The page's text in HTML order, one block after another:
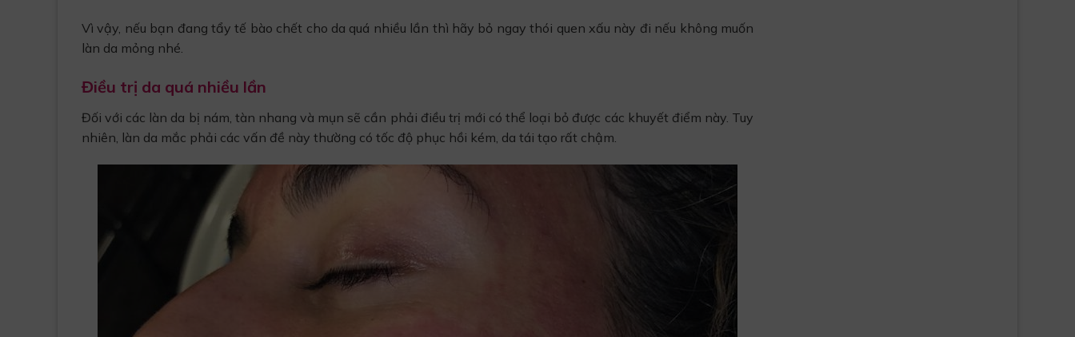
Vì vậy, nếu bạn đang tẩy tế bào chết cho da quá nhiều lần thì hãy bỏ ngay thói quen xấu này đi nếu không muốn
làn da mỏng nhé.
Điều trị da quá nhiều lần
Đối với các làn da bị nám, tàn nhang và mụn sẽ cần phải điều trị mới có thể loại bỏ được các khuyết điểm này. Tuy
nhiên, làn da mắc phải các vấn đề này thường có tốc độ phục hồi kém, da tái tạo rất chậm.